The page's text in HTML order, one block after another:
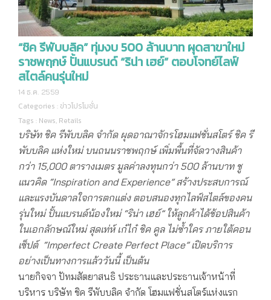
“ชิค รีพับบลิค” ทุ่มงบ 500 ล้านบาท ผุดสาขาใหม่
ราชพฤกษ์ ปั้นแบรนด์ “ริน่า เฮย์” ตอบโจทย์ไลฟ์
สไตล์คนรุ่นใหม่
14 ธ.ค. 2559
Categories : ข่าวโปรโมชั่น
Tags : News, Retails
บริษัท ชิค รีพับบลิค จำกัด ผุดอาณาจักรโฮมแฟชั่นสโตร์ ชิค รี
พับบลิค แห่งใหม่ บนถนนราชพฤกษ์ เพิ่มพื้นที่จัดวางสินค้า
กว่า 15,000 ตารางเมตร มูลค่าลงทุนกว่า 500 ล้านบาท ชู
แนวคิด “Inspiration and Experience” สร้างประสบการณ์
และแรงบันดาลใจการตกแต่ง ตอบสนองทุกไลฟ์สไตล์ของคน
รุ่นใหม่ ปั้นแบรนด์น้องใหม่ “ริน่า เฮย์” ให้ลูกค้าได้ช้อปสินค้า
ในเอกลักษณ์ใหม่ สุดเท่ห์ เก๋ไก๋ ชิค คูล ไม่ซ้ำใคร ภายใต้คอน
เซ็ปต์ “Imperfect Create Perfect Place” เปิดบริการ
อย่างเป็นทางการแล้ววันนี้ เป็นต้น
นายกิจจา ปัทมสัตยาสนธิ ประธานและประธานเจ้าหน้าที่
บริหาร บริษัท ชิค รีพับบลิค จำกัด โฮมแฟชั่นสโตร์แห่งแรก